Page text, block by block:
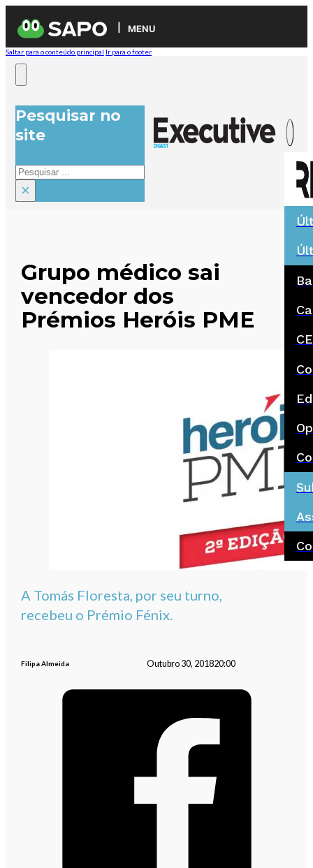
MENU
Saltar para o conteúdo principal Ir para o footer
Pesquisar no
site
Pesquisar
×
Grupo médico sai
vencedor dos
Prémios Heróis PME
A Tomás Floresta, por seu turno,
recebeu o Prémio Fénix.
Filipa Almeida Outubro 30, 201820:00